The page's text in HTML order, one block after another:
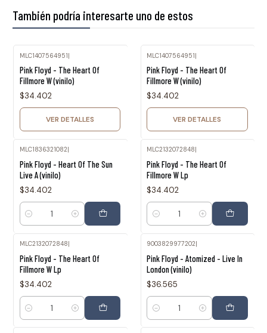
También podría interesarte uno de estos
MLC1407564951|
Pink Floyd - The Heart Of
Fillmore W (vinilo)
$34.402
VER DETALLES
MLC1407564951|
Pink Floyd - The Heart Of
Fillmore W (vinilo)
$34.402
VER DETALLES
MLC1836321082|
Pink Floyd - Heart Of The Sun
Live A (vinilo)
$34.402
Cantidad
MLC2132072848
Pink Floyd - The Heart Of
Fillmore W Lp
$34.402
Cantidad
MLC2132072848|
Pink Floyd - The Heart Of
Fillmore W Lp
$34.402
Cantidad
9003829977202|
Pink Floyd - Atomized - Live In
London (vinilo)
$36.565
Cantidad